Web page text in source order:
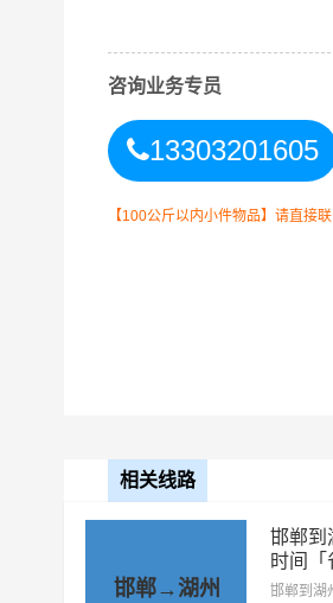
4.2米高栏
6.8米高栏
9.6米高栏
咨询业务专员
13303201605
【100公斤以内小件物品】请直接
相关线路
邯郸→湖州
邯郸到
时间「
邯郸到湖